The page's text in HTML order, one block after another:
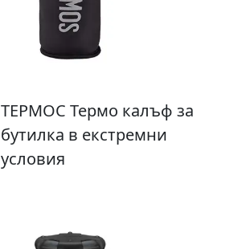
ТЕРМОС Термо калъф за
бутилка в екстремни
условия